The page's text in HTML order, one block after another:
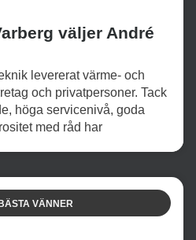
väljer André
levererat värme- och
och privatpersoner. Tack
höga servicenivå, goda
med råd har
VÄNNER